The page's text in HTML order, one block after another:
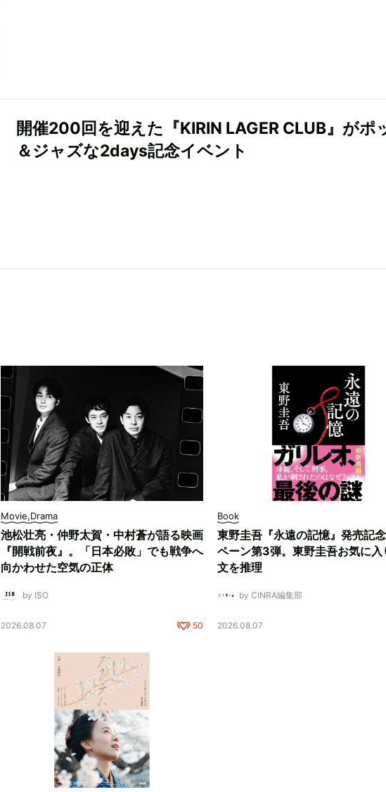
開催200回を迎えた『KIRIN LAGER CLUB』がポ
＆ジャズな2days記念イベント
Movie,Drama
池松壮亮・仲野太賀・中村蒼が語る映画
『開戦前夜』。「日本必敗」でも戦争へ
向かわせた空気の正体
by ISO
2026.08.07 50
Book
東野圭吾『永遠の記憶』発売記
ペーン第3弾。東野圭吾お気に入
文を推理
by CINRA編集部
2026.08.07